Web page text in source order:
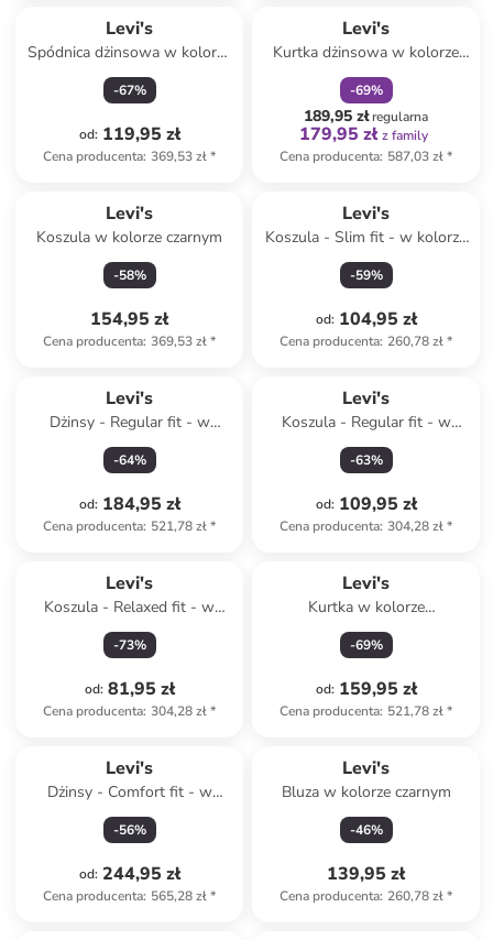
Levi's
Spódnica dżinsowa w kolorze
granatowym
-67%
od: 119,95 zł
Cena producenta: 369,53 zł*
Levi's
Kurtka dżinsowa w kolorze
zielonym
-69%
189,95 złregularna
179,95 zł z family
Cena producenta: 587,03 zł*
Levi's
Koszula w kolorze czarnym
-58%
154,95 zł
Cena producenta: 369,53 zł*
Levi's
Koszula - Slim fit - w kolorze
błękitno-szarym
-59%
od: 104,95 zł
Cena producenta: 260,78 zł*
Levi's
Dżinsy - Regular fit - w
kolorze niebieskim
-64%
od: 184,95 zł
Cena producenta: 521,78 zł*
Levi's
Koszula - Regular fit - w
kolorze khaki
-63%
od: 109,95 zł
Cena producenta: 304,28 zł*
Levi's
Koszula - Relaxed fit - w
kolorze błękitno-zielonym
-73%
od: 81,95 zł
Cena producenta: 304,28 zł*
Levi's
Kurtka w kolorze
karmelowym
-69%
od: 159,95 zł
Cena producenta: 521,78 zł*
Levi's
Dżinsy - Comfort fit - w
kolorze niebieskim
-56%
od: 244,95 zł
Cena producenta: 565,28 zł*
Levi's
Bluza w kolorze czarnym
-46%
139,95 zł
Cena producenta: 260,78 zł*